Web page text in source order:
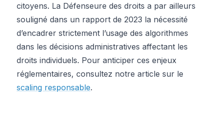
citoyens. La Défenseure des droits a par ailleurs
souligné dans un rapport de 2023 la nécessité
d’encadrer strictement l’usage des algorithmes
dans les décisions administratives affectant les
droits individuels. Pour anticiper ces enjeux
réglementaires, consultez notre article sur le
scaling responsable.